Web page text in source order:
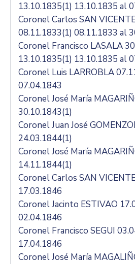
13.10.1835(1) 13.10.1835 al
Coronel Carlos SAN
08.11.1833(1) 08.11.1833 al
Coronel Francisco LASALA
13.10.1835(1) 13.10.1835 al
Coronel Luis LARROBLA
07.04.1843
Coronel José María
30.10.1843(1)
Coronel Juan José
24.03.1844(1)
Coronel José María
14.11.1844(1)
Coronel Carlos SAN
17.03.1846
Coronel Jacinto ESTIVAO
02.04.1846
Coronel Francisco SEGUI
17.04.1846
Coronel José María